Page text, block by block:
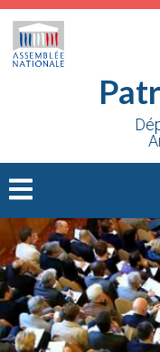
Cookies management panel